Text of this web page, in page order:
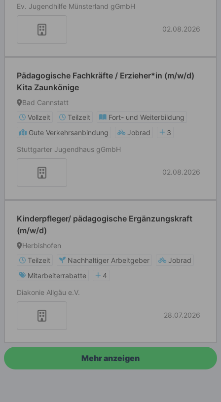
Ev. Jugendhilfe Münsterland gGmbH
02.08.2026
Pädagogische Fachkräfte / Erzieher*in (m/w/d)
Kita Zaunkönige
Bad Cannstatt
Vollzeit
Teilzeit
Fort- und Weiterbildung
Gute Verkehrsanbindung
Jobrad
3
Stuttgarter Jugendhaus gGmbH
02.08.2026
Kinderpfleger/ pädagogische Ergänzungskraft
(m/w/d)
Herbishofen
Teilzeit
Nachhaltiger Arbeitgeber
Jobrad
Mitarbeiterrabatte
4
Diakonie Allgäu e.V.
28.07.2026
Mehr anzeigen